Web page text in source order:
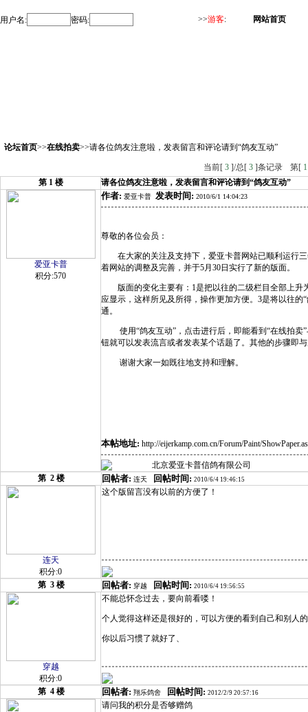
用户名: 密码: >>游客: 网站首页
论坛首页>>在线拍卖>>请各位鸽友注意啦，发表留言和评论请到“鸽友互动”
当前[ 3 ]/总[ 3 ]条记录 第[ 1
第 1 楼 请各位鸽友注意啦，发表留言和评论请到“鸽友互动”
爱亚卡普
积分:570
作者: 爱亚卡普 发表时间: 2010/6/1 14:04:23
尊敬的各位会员：
在大家的关注及支持下，爱亚卡普网站已顺利运行三
着网站的调整及完善，并于5月30日实行了新的版面。
版面的变化主要有：1是把以往的二级栏目全部上升
应显示，这样所见及所得，操作更加方便。3是将以往的
通。
使用“鸽友互动”，点击进行后，即能看到“在线拍卖”
钮就可以发表流言或者发表某个话题了。其他的步骤即
谢谢大家一如既往地支持和理解。
本帖地址: http://eijerkamp.com.cn/Forum/Paint/
北京爱亚卡普信鸽有限公司
第 2 楼 回帖者: 连天 回帖时间: 2010/6/4 19:46:15
连天
积分:0
这个版留言没有以前的方便了！
第 3 楼 回帖者: 穿越 回帖时间: 2010/6/4 19:56:55
穿越
积分:0
不能总怀念过去，要向前看喽！
个人觉得这样还是很好的，可以方便的看到自己和别人
你以后习惯了就好了、
第 4 楼 回帖者: 翔乐鸽舍 回帖时间: 2012/2/9 20:57:16
请问我的积分是否够赠鸽